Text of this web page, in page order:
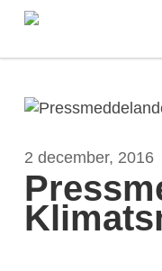
Skip
main
2 december, 2016